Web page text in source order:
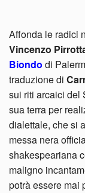
Affonda le radici
Vincenzo
Biondo di
traduzione di
sui riti arcaici del
sua terra per
dialettale, che si
messa nera
shakespeariana
maligno
potrà essere mai